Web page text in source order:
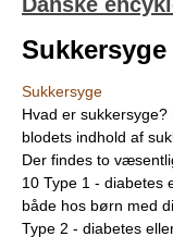
Sukkersyge
Sukkersyge
Hvad er
blodets indhold af
Der findes to
10 Type 1 - diabetes
både hos børn med
Type 2 - diabetes